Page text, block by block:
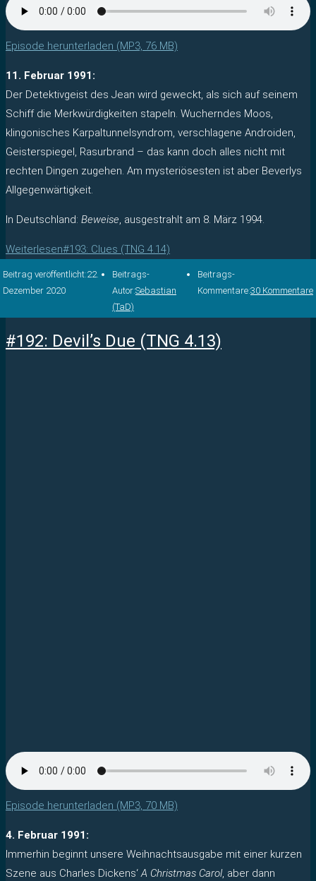
Episode herunterladen (MP3, 76 MB)
11. Februar 1991:
Der Detektivgeist des Jean wird geweckt, als sich auf seinem
Schiff die Merkwürdigkeiten stapeln. Wucherndes Moos,
klingonisches Karpaltunnelsyndrom, verschlagene Androiden,
Geisterspiegel, Rasurbrand – das kann doch alles nicht mit
rechten Dingen zugehen. Am mysteriösesten ist aber Beverlys
Allgegenwärtigkeit.
In Deutschland: Beweise, ausgestrahlt am 8. März 1994.
Weiterlesen#193: Clues (TNG 4.14)
Beitrag veröffentlicht:22.
Dezember 2020
Beitrags-
Autor:Sebastian
(TaD)
Beitrags-
Kommentare:30 Kommentare
#192: Devil’s Due (TNG 4.13)
Episode herunterladen (MP3, 70 MB)
4. Februar 1991:
Immerhin beginnt unsere Weihnachtsausgabe mit einer kurzen
Szene aus Charles Dickens‘A Christmas Carol, aber dann